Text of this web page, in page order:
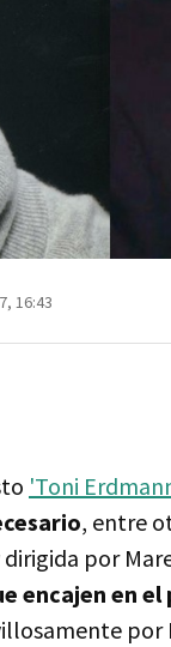
16:43
'Toni
, entre
por
encajen en
por